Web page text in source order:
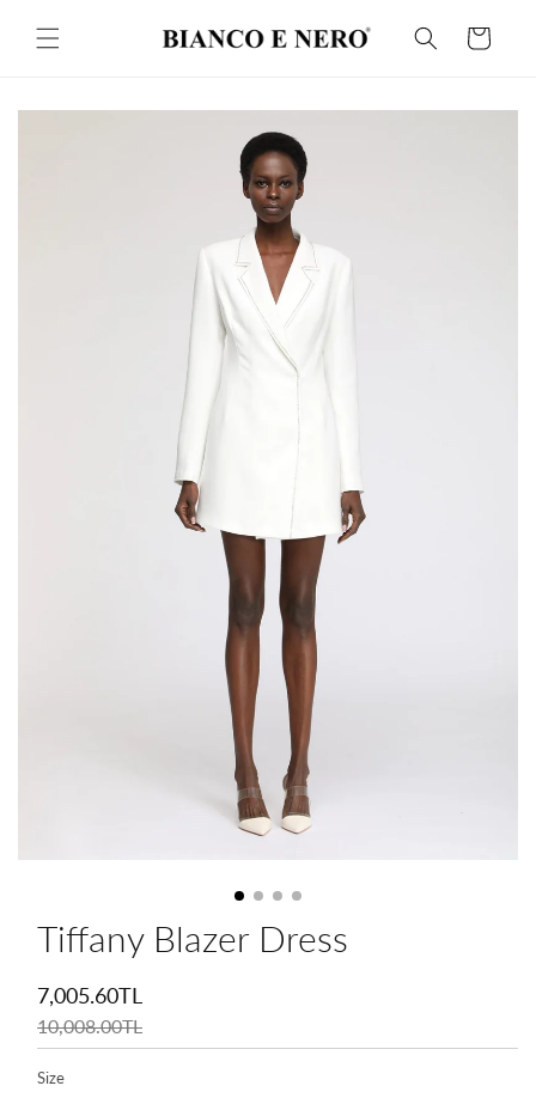
atla
Sepet
Tiffany Blazer Dress
7,005.60TL
Normal
10,008.00TL
Size